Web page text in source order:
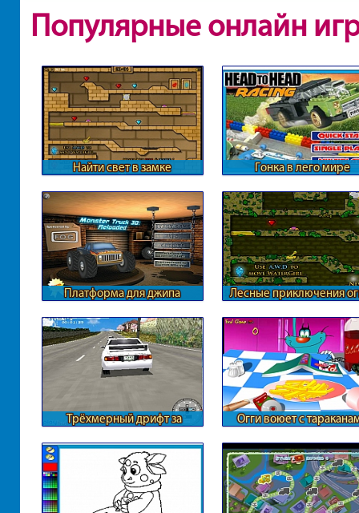
Популярные онлайн
Найти свет в замке Гонка в лего мире
Платформа для джипа
Лесные приключения
Трёхмерный дрифт за
Огги воюет с